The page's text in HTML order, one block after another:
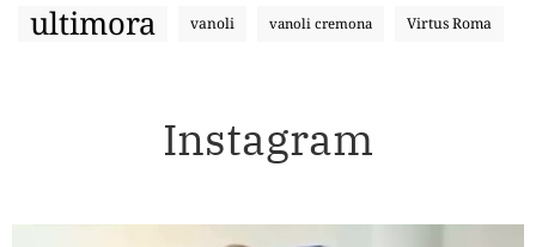
ultimora vanoli vanoli cremona Virtus Roma
Instagram